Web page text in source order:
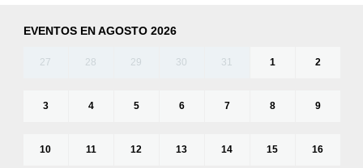
EVENTOS EN AGOSTO 2026
27 28 29 30 31 1 2
3 4 5 6 7 8 9
10 11 12 13 14 15 16